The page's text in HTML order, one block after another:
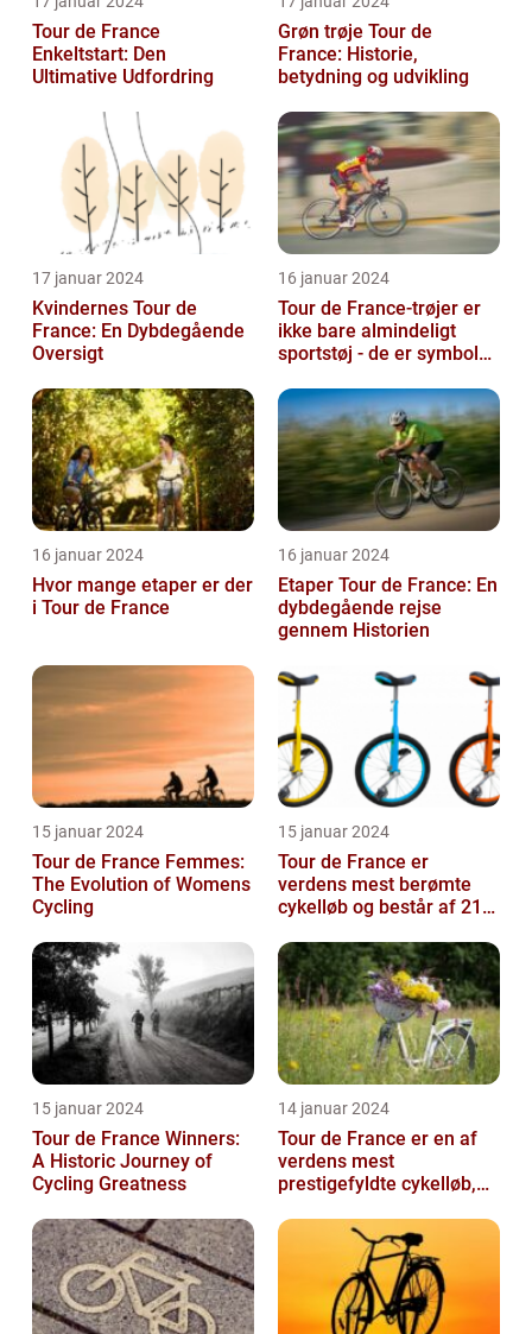
Tour de France
Enkeltstart: Den
Ultimative Udfordring
Grøn trøje Tour de
France: Historie,
betydning og udvikling
17 januar 2024
Kvindernes Tour de
France: En Dybdegående
Oversigt
16 januar 2024
Tour de France-trøjer er
ikke bare almindeligt
sportstøj - de er symboler
udholden...
16 januar 2024
Hvor mange etaper er der
i Tour de France
16 januar 2024
Etaper Tour de France: En
dybdegående rejse
gennem Historien
15 januar 2024
Tour de France Femmes:
The Evolution of Womens
Cycling
15 januar 2024
Tour de France er
verdens mest berømte
cykelløb og består af 21
15 januar 2024
Tour de France Winners:
A Historic Journey of
Cycling Greatness
14 januar 2024
Tour de France er en af
verdens mest
prestigefyldte cykelløb,
seere hver...